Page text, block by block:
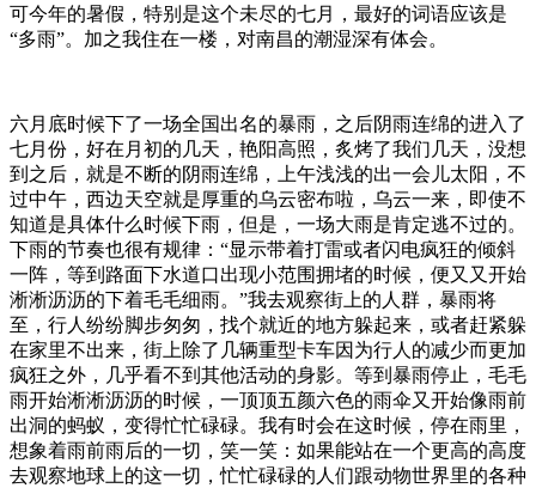
可今年的暑假，特别是这个未尽的七月，最好的词语应该是
“多雨”。加之我住在一楼，对南昌的潮湿深有体会。
六月底时候下了一场全国出名的暴雨，之后阴雨连绵的进入了
七月份，好在月初的几天，艳阳高照，炙烤了我们几天，没想
到之后，就是不断的阴雨连绵，上午浅浅的出一会儿太阳，不
过中午，西边天空就是厚重的乌云密布啦，乌云一来，即使不
知道是具体什么时候下雨，但是，一场大雨是肯定逃不过的。
下雨的节奏也很有规律：“显示带着打雷或者闪电疯狂的倾斜
一阵，等到路面下水道口出现小范围拥堵的时候，便又又开始
淅淅沥沥的下着毛毛细雨。”我去观察街上的人群，暴雨将
至，行人纷纷脚步匆匆，找个就近的地方躲起来，或者赶紧躲
在家里不出来，街上除了几辆重型卡车因为行人的减少而更加
疯狂之外，几乎看不到其他活动的身影。等到暴雨停止，毛毛
雨开始淅淅沥沥的时候，一顶顶五颜六色的雨伞又开始像雨前
出洞的蚂蚁，变得忙忙碌碌。我有时会在这时候，停在雨里，
想象着雨前雨后的一切，笑一笑：如果能站在一个更高的高度
去观察地球上的这一切，忙忙碌碌的人们跟动物世界里的各种